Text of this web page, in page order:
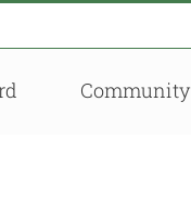
Community